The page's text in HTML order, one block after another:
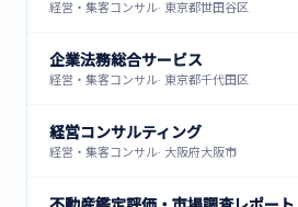
経営・集客コンサル· 東京都世田谷区
企業法務総合サービス
経営・集客コンサル· 東京都千代田区
経営コンサルティング
経営・集客コンサル· 大阪府大阪市